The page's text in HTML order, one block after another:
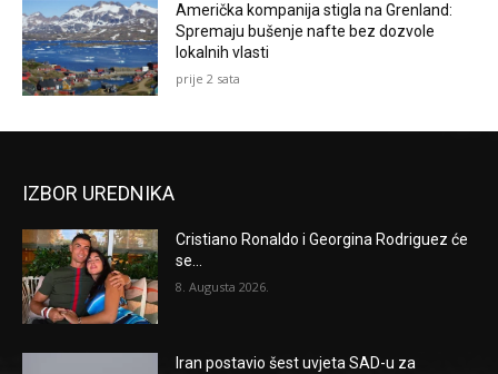
Američka kompanija stigla na Grenland:
Spremaju bušenje nafte bez dozvole
lokalnih vlasti
prije 2 sata
IZBOR UREDNIKA
Cristiano Ronaldo i Georgina Rodriguez će
se...
8. Augusta 2026.
Iran postavio šest uvjeta SAD-u za